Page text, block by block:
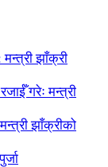
झाँक्री
गरेः मन्त्री
झाँक्रीको